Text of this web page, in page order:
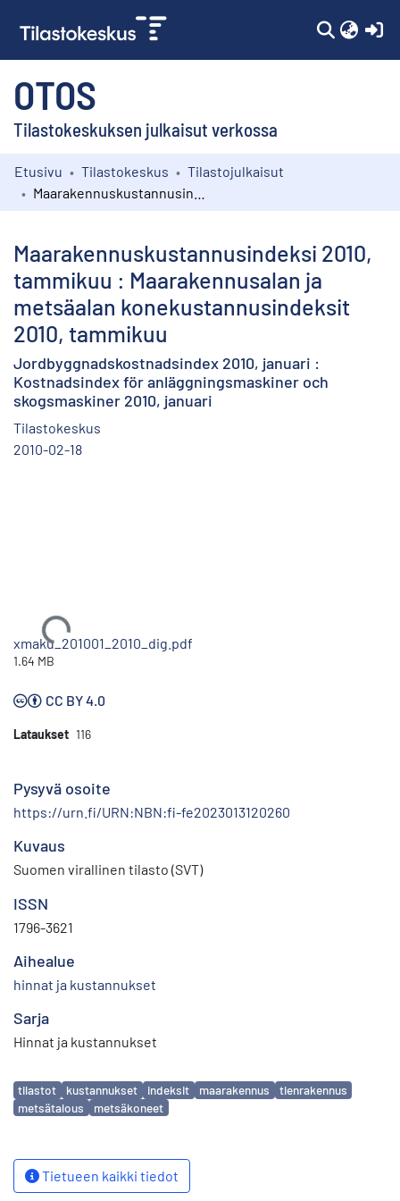
OTOS
Tilastokeskuksen julkaisut verkossa
Kokoelmat
Etusivu Tilastokeskus
Tilastojulkaisut
Maarakennuskustannusindeksi 2010,
tammikuu : Maarakennusalan ja
metsäalan konekustannusindeksit
2010, tammikuu
Jordbyggnadskostnadsindex 2010, januari :
Kostnadsindex för anläggningsmaskiner och
skogsmaskiner 2010, januari
Tilastokeskus
2010-02-18
Ladataan...
xmaku_201001_2010_dig.pdf
1.64 MB
CC BY 4.0
Lataukset 116
Pysyvä osoite
https://urn.fi/URN:NBN:fi-fe2023013120260
Kuvaus
Suomen virallinen tilasto (SVT)
ISSN
1796-3621
Aihealue
hinnat ja kustannukset
Sarja
Hinnat ja kustannukset
Avainsanat
tilastot kustannukset indeksit maarakennus
tienrakennus
metsätalous
metsäkoneet
Tietueen kaikki tiedot